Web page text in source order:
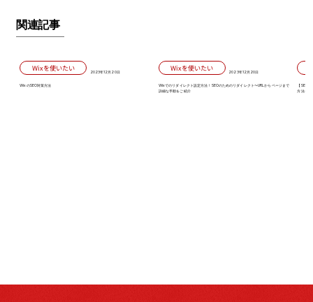
関連記事
Wixを使いたい 2023年12月20日
WixのSEO対策方法
Wixを使いたい 2023年12月20日
Wixでのリダイレクト設定方法！SEOのためのリダイレクト〜URLからページまで
詳細な手順をご紹介
【SEO
方法を知